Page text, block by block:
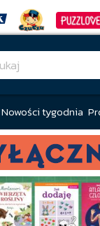
Nowości tygodnia